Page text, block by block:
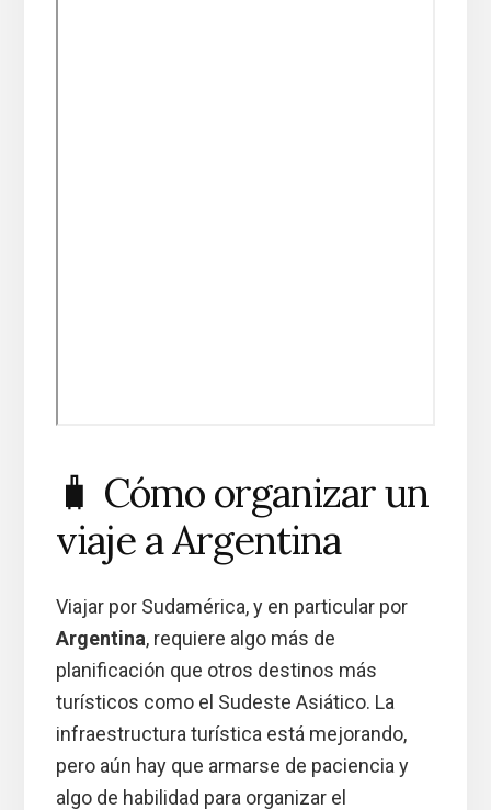
🧳 Cómo organizar un
viaje a Argentina
Viajar por Sudamérica, y en particular por
Argentina, requiere algo más de
planificación que otros destinos más
turísticos como el Sudeste Asiático. La
infraestructura turística está mejorando,
pero aún hay que armarse de paciencia y
algo de habilidad para organizar el